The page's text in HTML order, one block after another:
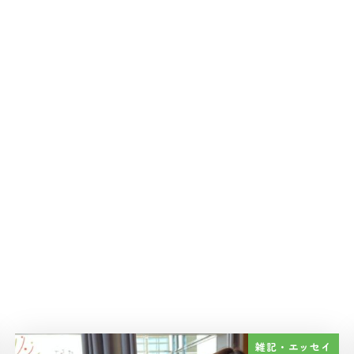
雑記・エッセイ